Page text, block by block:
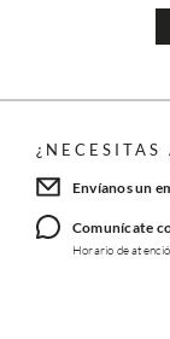
¿NECESITAS
Envíanos un
Comunícate
Horario de